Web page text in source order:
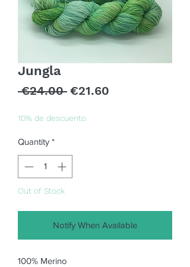
Jungla
€24.00 Regular
€21.60
10% de descuento
Quantity *
Out of Stock
Notify When Available
100% Merino